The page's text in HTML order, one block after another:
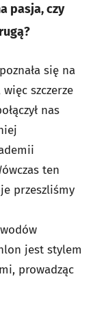
pasja, czy
się na
szczerze
nas
ten
przeszliśmy
jest stylem
prowadząc